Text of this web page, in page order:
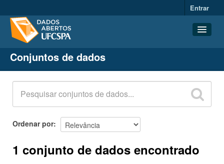
Entrar
Conjuntos de dados
Organizações
Grupos
Sobre
Conjuntos de dados
Ordenar por
1 conjunto de dados encontrado